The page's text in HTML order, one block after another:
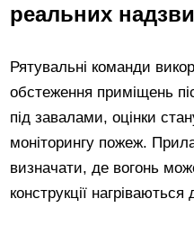
реальних
Рятувальні команди
обстеження приміщень
під завалами, оцінки
моніторингу пожеж.
визначати, де вогонь
конструкції